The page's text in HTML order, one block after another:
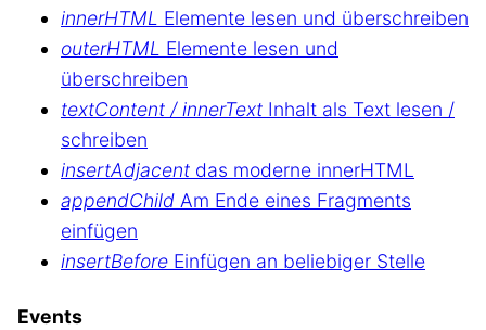
innerHTML Elemente lesen und überschreiben
outerHTML Elemente lesen und
überschreiben
textContent / innerText Inhalt als Text lesen /
schreiben
insertAdjacent das moderne innerHTML
appendChild Am Ende eines Fragments
einfügen
insertBefore Einfügen an beliebiger Stelle
Events